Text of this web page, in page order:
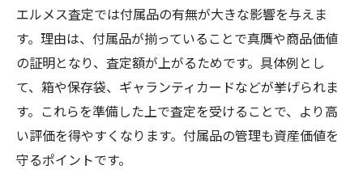
エルメス査定では付属品の有無が大きな影響を与えま
す。理由は、付属品が揃っていることで真贋や商品価値
の証明となり、査定額が上がるためです。具体例とし
て、箱や保存袋、ギャランティカードなどが挙げられま
す。これらを準備した上で査定を受けることで、より高
い評価を得やすくなります。付属品の管理も資産価値を
守るポイントです。